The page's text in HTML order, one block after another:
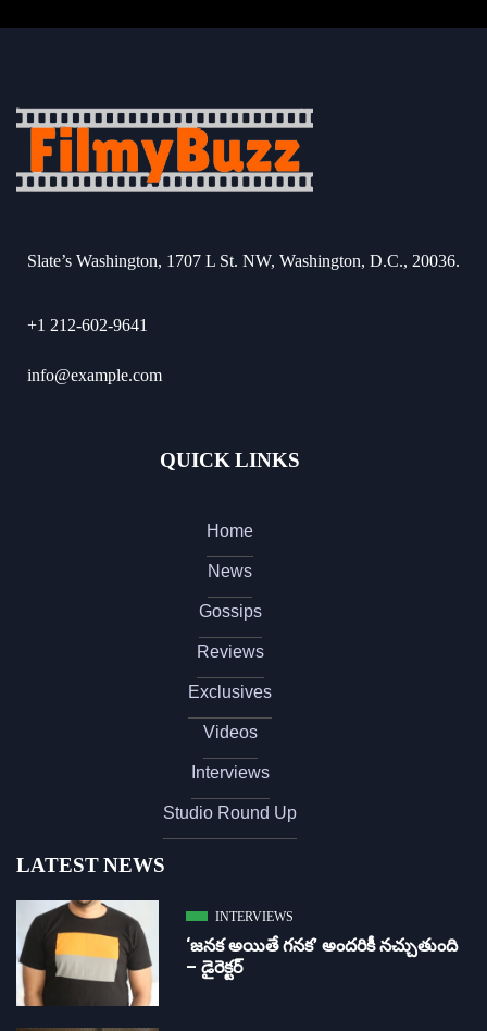
Slate’s Washington, 1707 L St. NW, Washington, D.C., 20036.
+1 212-602-9641
info@example.com
QUICK LINKS
Home
News
Gossips
Reviews
Exclusives
Videos
Interviews
Studio Round Up
LATEST NEWS
INTERVIEWS
‘జ‌న‌క అయితే గ‌న‌క‌’ అందరికీ నచ్చుతుంది
– డైరెక్ట‌ర్